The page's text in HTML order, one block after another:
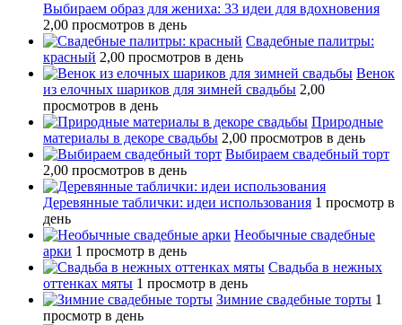
Выбираем образ для жениха: 33 идеи для вдохновения
2,00 просмотров в день
Свадебные палитры:
красный 2,00 просмотров в день
Венок
из елочных шариков для зимней свадьбы 2,00
просмотров в день
Природные
материалы в декоре свадьбы 2,00 просмотров в день
Выбираем свадебный торт
2,00 просмотров в день
Деревянные таблички: идеи использования 1 просмотр в
день
Необычные свадебные
арки 1 просмотр в день
Свадьба в нежных
оттенках мяты 1 просмотр в день
Зимние свадебные торты 1
просмотр в день